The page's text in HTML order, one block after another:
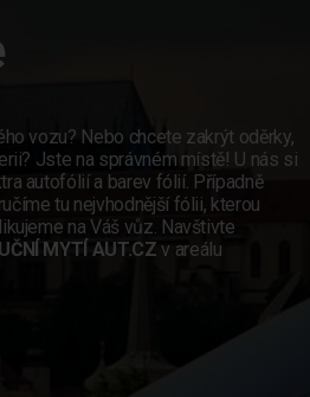
vozu? Nebo chcete zakrýt oděrky,
Jste na správném místě! U nás si
autofólií a barev fólií. Případně
tu nejvhodnější fólii, kterou
na Váš vůz. Navštivte
MYTÍ AUT.CZ v areálu